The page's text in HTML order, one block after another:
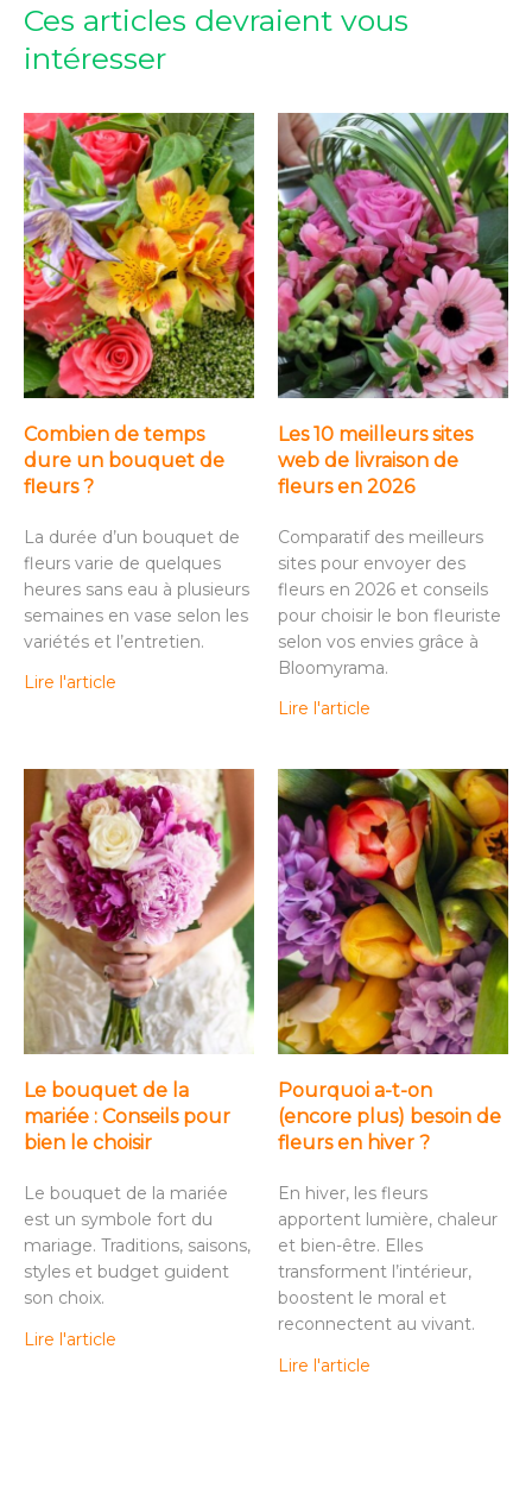
Ces articles devraient vous
intéresser
Combien de temps
dure un bouquet de
fleurs ?
La durée d’un bouquet de
fleurs varie de quelques
heures sans eau à plusieurs
semaines en vase selon les
variétés et l’entretien.
Lire l'article
Les 10 meilleurs sites
web de livraison de
fleurs en 2026
Comparatif des meilleurs
sites pour envoyer des
fleurs en 2026 et conseils
pour choisir le bon fleuriste
selon vos envies grâce à
Bloomyrama.
Lire l'article
Le bouquet de la
mariée : Conseils pour
bien le choisir
Le bouquet de la mariée
est un symbole fort du
mariage. Traditions, saisons,
styles et budget guident
son choix.
Lire l'article
Pourquoi a-t-on
(encore plus) besoin de
fleurs en hiver ?
En hiver, les fleurs
apportent lumière, chaleur
et bien-être. Elles
transforment l’intérieur,
boostent le moral et
reconnectent au vivant.
Lire l'article